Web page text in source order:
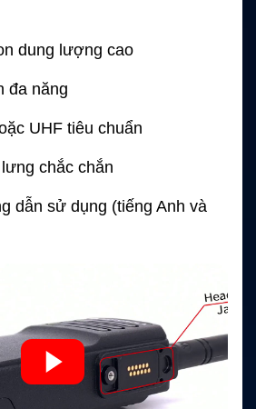
dung lượng cao
đa năng
UHF tiêu chuẩn
chắc chắn
dẫn sử dụng (tiếng Anh và